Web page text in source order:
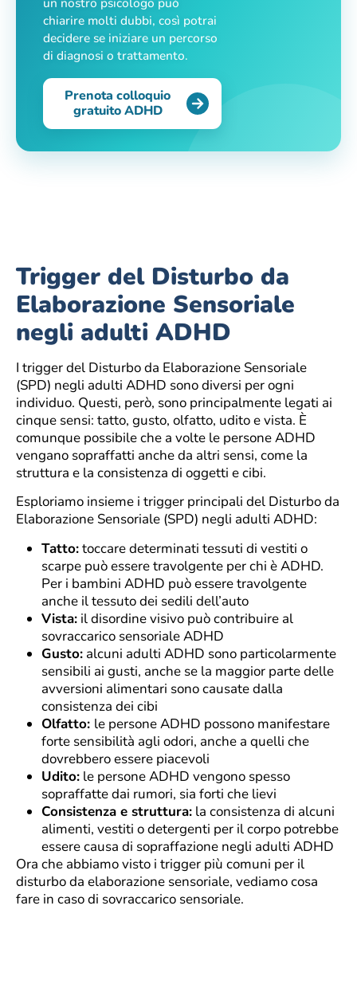
chiarire molti dubbi, così potrai
decidere se iniziare un percorso
di diagnosi o trattamento.
Prenota colloquio
gratuito ADHD
Trigger del Disturbo da
Elaborazione Sensoriale
negli adulti ADHD
I trigger del Disturbo da Elaborazione Sensoriale
(SPD) negli adulti ADHD sono diversi per ogni
individuo. Questi, però, sono principalmente legati ai
cinque sensi: tatto, gusto, olfatto, udito e vista. È
comunque possibile che a volte le persone ADHD
vengano sopraffatti anche da altri sensi, come la
struttura e la consistenza di oggetti e cibi.
Esploriamo insieme i trigger principali del Disturbo da
Elaborazione Sensoriale (SPD) negli adulti ADHD:
Tatto:toccare determinati tessuti di vestiti o
scarpe può essere travolgente per chi è ADHD.
Per i bambini ADHD può essere travolgente
anche il tessuto dei sedili dell’auto
Vista: il disordine visivo può contribuire al
sovraccarico sensoriale ADHD
Gusto: alcuni adulti ADHD sono particolarmente
sensibili ai gusti, anche se la maggior parte delle
avversioni alimentari sono causate dalla
consistenza dei cibi
Olfatto: le persone ADHD possono manifestare
forte sensibilità agli odori, anche a quelli che
dovrebbero essere piacevoli
Udito: le persone ADHD vengono spesso
sopraffatte dai rumori, sia forti che lievi
Consistenza e struttura: la consistenza di alcuni
alimenti, vestiti o detergenti per il corpo potrebbe
essere causa di sopraffazione negli adulti ADHD
Ora che abbiamo visto i trigger più comuni per il
disturbo da elaborazione sensoriale, vediamo cosa
fare in caso di sovraccarico sensoriale.